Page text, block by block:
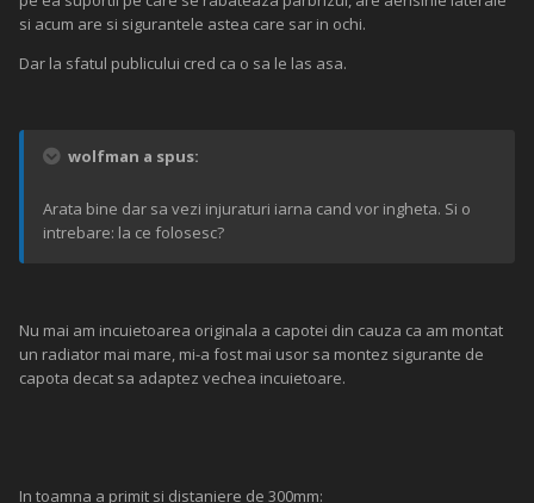
si acum are si sigurantele astea care sar in ochi.
Dar la sfatul publicului cred ca o sa le las asa.
wolfman a spus:
Arata bine dar sa vezi injuraturi iarna cand vor ingheta. Si o
intrebare: la ce folosesc?
Nu mai am incuietoarea originala a capotei din cauza ca am montat
un radiator mai mare, mi-a fost mai usor sa montez sigurante de
capota decat sa adaptez vechea incuietoare.
In toamna a primit si distaniere de 300mm: